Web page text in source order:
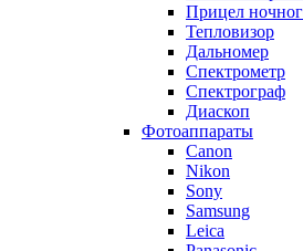
Прицел
Тепловизор
Дальномер
Спектрометр
Спектрограф
Диаскоп
Фотоаппараты
Canon
Nikon
Sony
Samsung
Leica